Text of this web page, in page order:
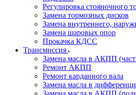
Регулировка стояночного
Замена тормозных дисков
Замена внутреннего,
Замена шаровых опор
Прокачка КДСС
Трансмиссия
Замена масла в АКПП
Ремонт АКПП
Ремонт карданного вала
Замена масла в
Замена масла в АКПП